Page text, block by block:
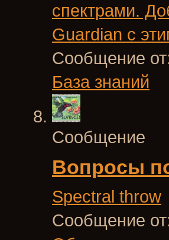
спектрами.
Guardian с
Сообщение
База знаний
Сообщение
Вопросы
Spectral throw
Сообщение